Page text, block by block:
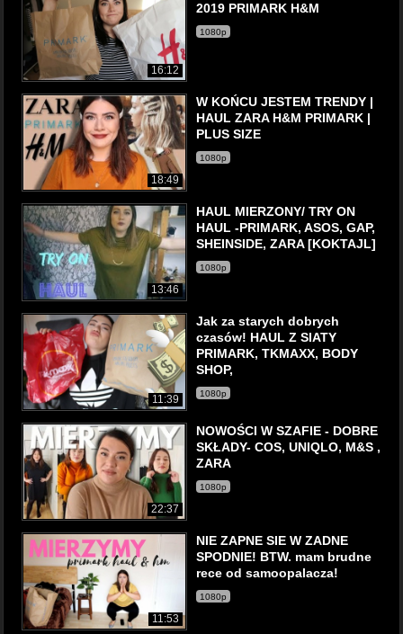
16:12
2019 PRIMARK H&M
1080p
18:49
W KOŃCU JESTEM TRENDY |
HAUL ZARA H&M PRIMARK |
PLUS SIZE
1080p
13:46
HAUL MIERZONY/ TRY ON
HAUL -PRIMARK, ASOS, GAP,
SHEINSIDE, ZARA [KOKTAJL]
1080p
11:39
Jak za starych dobrych
czasów! HAUL Z SIATY
PRIMARK, TKMAXX, BODY
SHOP,
1080p
22:37
NOWOŚCI W SZAFIE - DOBRE
SKŁADY- COS, UNIQLO, M&S ,
ZARA
1080p
11:53
NIE ZAPNE SIE W ZADNE
SPODNIE! BTW. mam brudne
rece od samoopalacza!
1080p